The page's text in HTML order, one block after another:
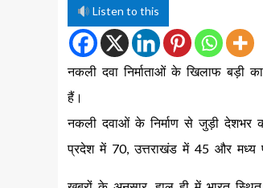
Listen to this
नकली दवा निर्माताओं के खिलाफ बड़ी
हैं।
नकली दवाओं के निर्माण से जुड़ी देशभर
प्रदेश में 70, उत्तराखंड में 45 और मध्य